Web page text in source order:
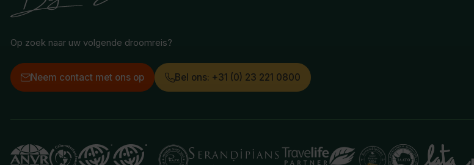
Op zoek naar uw volgende droomreis?
Neem contact met ons op Bel ons: +31 (0) 23 221 0800